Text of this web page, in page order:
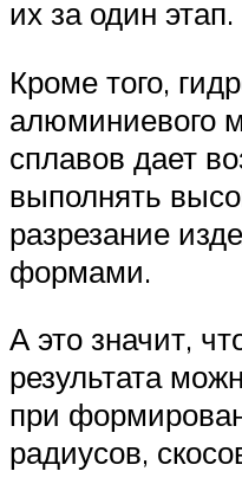
их за один этап.
Кроме того,
алюминиевого
сплавов дает
выполнять
разрезание
формами.
А это значит,
результата
при
радиусов,